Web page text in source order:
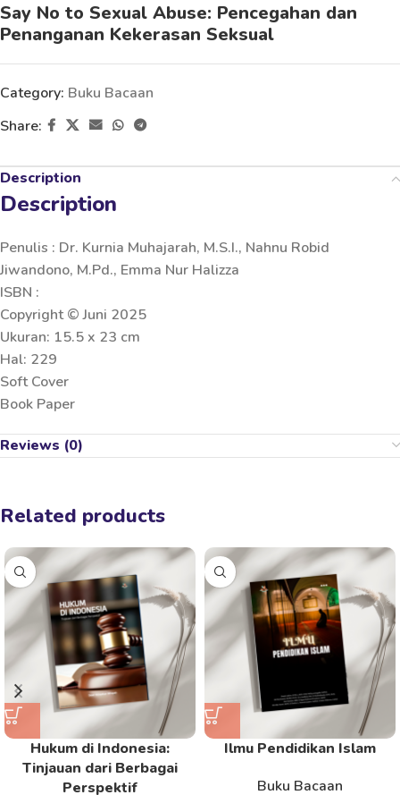
Say No to Sexual Abuse: Pencegahan dan
Penanganan Kekerasan Seksual
Category: Buku Bacaan
Share:
Description
Description
Penulis : Dr. Kurnia Muhajarah, M.S.I., Nahnu Robid
Jiwandono, M.Pd., Emma Nur Halizza
ISBN :
Copyright © Juni 2025
Ukuran: 15.5 x 23 cm
Hal: 229
Soft Cover
Book Paper
Reviews (0)
Related products
Hukum di Indonesia:
Tinjauan dari Berbagai
Perspektif
Ilmu Pendidikan Islam
Buku Bacaan